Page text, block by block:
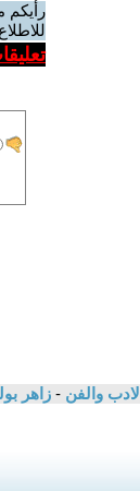
رأيكم
الادب والفن - زاهر